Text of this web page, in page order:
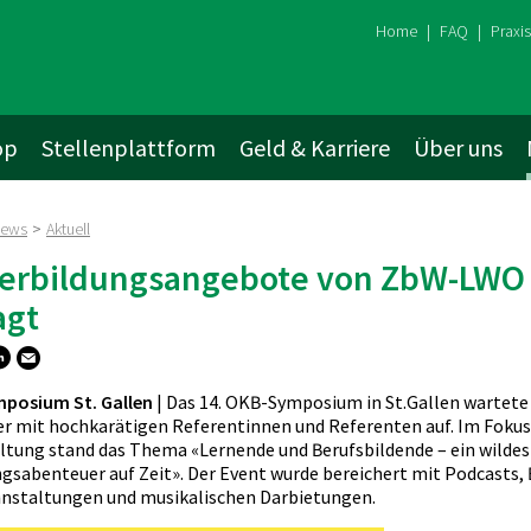
Home | FAQ |
Einstieg
Übersicht
in)
in)
(in English)
in FA
Ausbildungs-Übersicht
Bildungsmanagement
Transaktionsanalyse (TA)
Stellenplattform
/ Editieren
Geld & Karriere
Programm
Alle Tools im Überblick
Checklisten / Fachartikel
Coaching-Tools
Coaching-Tools im kostenlosen
Über uns
Arbeiten bei uns
Bildungsblog
> Aktuell
von ZbW-
St. Gallen | Das 14. OKB-Symposium in St.Gallen wartete
mit hochkarätigen Referentinnen und Referenten auf. Im
stand das Thema «Lernende und Berufsbildende – ein wildes
auf Zeit». Der Event wurde bereichert mit Podcasts,
und musikalischen Darbietungen.